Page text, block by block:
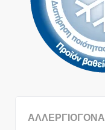
ΑΛΛΕΡΓΙΟΓΟΝΑ